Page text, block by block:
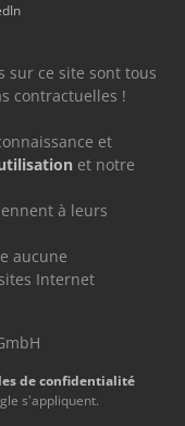
sur ce site sont tous
contractuelles !
et
et notre
à leurs
aucune
Internet
de confidentialité
s'appliquent.